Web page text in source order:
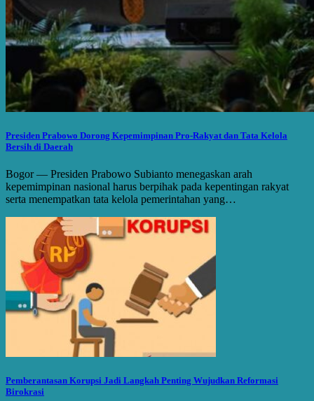
Presiden Prabowo Dorong Kepemimpinan Pro-Rakyat dan Tata Kelola
Bersih di Daerah
Bogor — Presiden Prabowo Subianto menegaskan arah
kepemimpinan nasional harus berpihak pada kepentingan rakyat
serta menempatkan tata kelola pemerintahan yang…
Pemberantasan Korupsi Jadi Langkah Penting Wujudkan Reformasi
Birokrasi